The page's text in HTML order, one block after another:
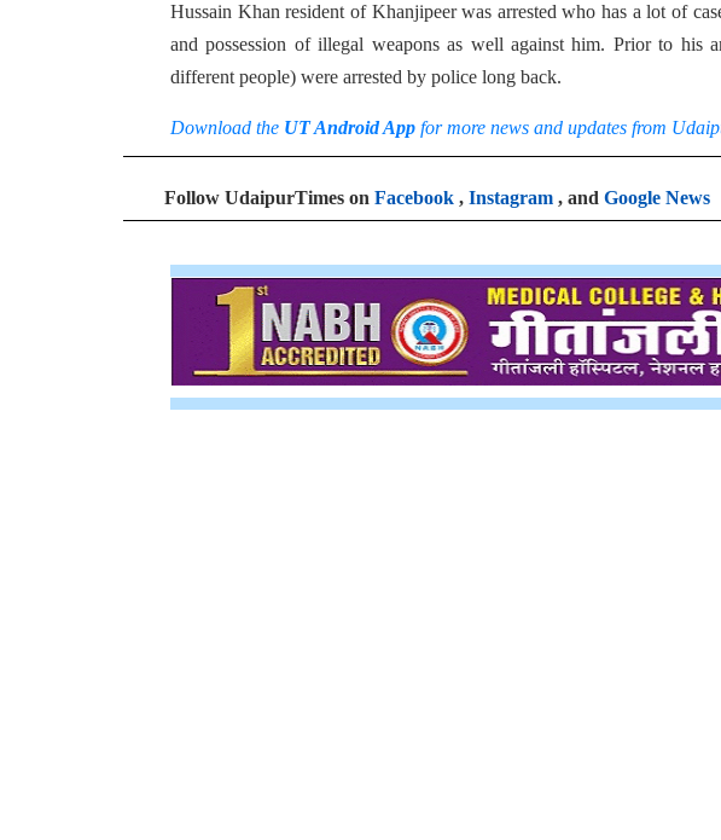
Hussain Khan resident of Khanjipeer was arrested who has a lot of
and possession of illegal weapons as well against him. Prior to his
different people) were arrested by police long back.
Download the UT Android App for more news and updates from
Follow UdaipurTimes on Facebook , Instagram , and Google News